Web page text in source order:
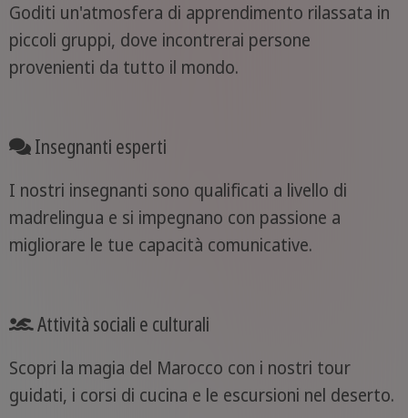
Goditi un'atmosfera di apprendimento rilassata in
piccoli gruppi, dove incontrerai persone
provenienti da tutto il mondo.
Insegnanti esperti
I nostri insegnanti sono qualificati a livello di
madrelingua e si impegnano con passione a
migliorare le tue capacità comunicative.
Attività sociali e culturali
Scopri la magia del Marocco con i nostri tour
guidati, i corsi di cucina e le escursioni nel deserto.